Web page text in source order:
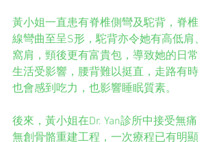
黃小姐一直患有脊椎側彎及駝背，脊椎
線彎曲至呈S形，駝背亦令她有高低肩、
窩肩，頸後更有富貴包，導致她的日常
生活受影響，腰背難以挺直，走路有時
也會感到吃力，也影響睡眠質素。
後來，黃小姐在Dr. Yan診所中接受無痛
無創骨骼重建工程，一次療程已有明顯